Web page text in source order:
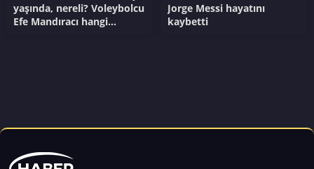
yaşında, nereli? Voleybolcu
Efe Mandıracı hangi
Jorge Messi hayatını
kaybetti